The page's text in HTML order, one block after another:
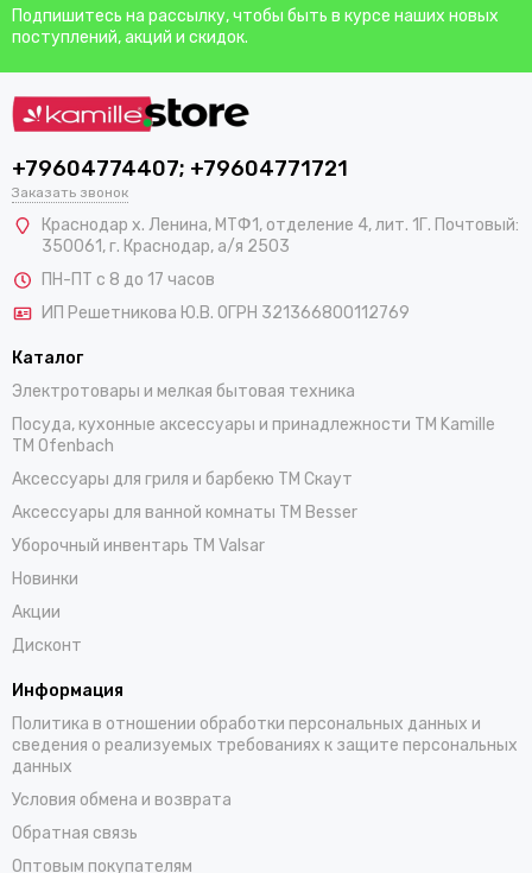
Подпишитесь на рассылку, чтобы быть в курсе наших новых
поступлений, акций и скидок.
+79604774407; +79604771721
Заказать звонок
Краснодар х. Ленина, МТФ1, отделение 4, лит. 1Г. Почтовый:
350061, г. Краснодар, а/я 2503
ПН-ПТ с 8 до 17 часов
ИП Решетникова Ю.В. ОГРН 321366800112769
Каталог
Электротовары и мелкая бытовая техника
Посуда, кухонные аксессуары и принадлежности TM Kamille
TM Ofenbach
Аксессуары для гриля и барбекю TM Скаут
Аксессуары для ванной комнаты TM Besser
Уборочный инвентарь TM Valsar
Новинки
Акции
Дисконт
Информация
Политика в отношении обработки персональных данных и
сведения о реализуемых требованиях к защите персональных
данных
Условия обмена и возврата
Обратная связь
Оптовым покупателям